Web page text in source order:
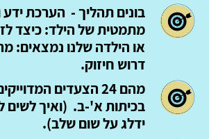
בונים תהליך - הערכת ידע
מתמטית של הילד: כיצד
או הילדה שלנו נמצאים:
דרוש חיזוק.
מהם 24 הצעדים
בכיתות א'-ב. (ואיך לשים
ידלג על שום שלב).